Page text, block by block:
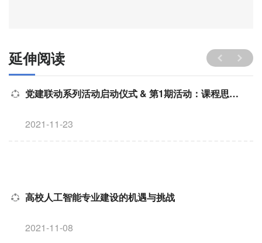
延伸阅读
党建联动系列活动启动仪式 & 第1期活动：课程思政名师讲堂
2021-11-23
高校人工智能专业建设的机遇与挑战
2021-11-08